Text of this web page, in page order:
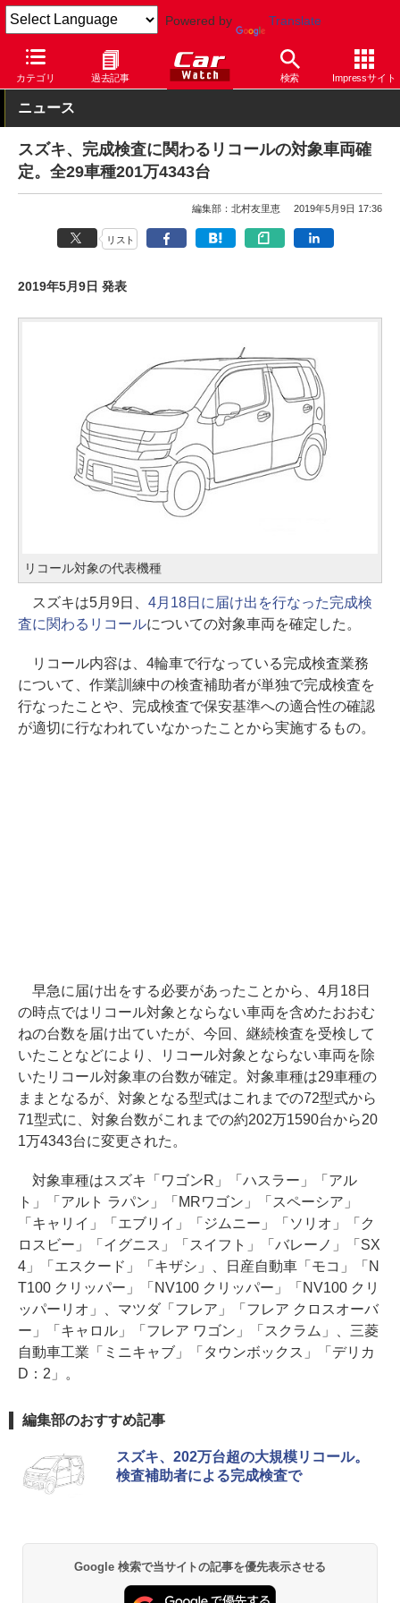
Powered by Translate
カテゴリ 過去記事 検索 Impressサイト
Car Watch 自動車 スズキ
ニュース
スズキ、完成検査に関わるリコールの対象車両確
定。全29車種201万4343台
編集部：北村友里恵 2019年5月9日 17:36
リスト
2019年5月9日 発表
リコール対象の代表機種
スズキは5月9日、 4月18日に届け出を行なった完成検
査に関わるリコールについての対象車両を確定した。
リコール内容は、4輪車で行なっている完成検査業務
について、作業訓練中の検査補助者が単独で完成検査を
行なったことや、完成検査で保安基準への適合性の確認
が適切に行なわれていなかったことから実施するもの。
早急に届け出をする必要があったことから、4月18日
の時点ではリコール対象とならない車両を含めたおおむ
ねの台数を届け出ていたが、今回、継続検査を受検して
いたことなどにより、リコール対象とならない車両を除
いたリコール対象車の台数が確定。対象車種は29車種の
ままとなるが、対象となる型式はこれまでの72型式から
71型式に、対象台数がこれまでの約202万1590台から20
1万4343台に変更された。
対象車種はスズキ「ワゴンR」「ハスラー」「アル
ト」「アルト ラパン」「MRワゴン」「スペーシア」
「キャリイ」「エブリイ」「ジムニー」「ソリオ」「ク
ロスビー」「イグニス」「スイフト」「バレーノ」「SX
4」「エスクード」「キザシ」、日産自動車「モコ」「N
T100 クリッパー」「NV100 クリッパー」「NV100 クリ
ッパーリオ」、マツダ「フレア」「フレア クロスオーバ
ー」「キャロル」「フレア ワゴン」「スクラム」、三菱
自動車工業「ミニキャブ」「タウンボックス」「デリカ
D：2」。
編集部のおすすめ記事
スズキ、202万台超の大規模リコール。
検査補助者による完成検査で
Google 検索で当サイトの記事を優先表示させる